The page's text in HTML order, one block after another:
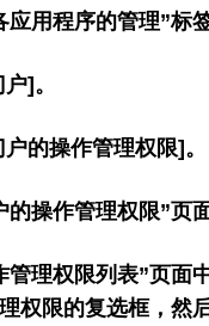
应用程序的管理”标签
]。
的操作管理权限]。
的操作管理权限”页
管理权限列表”页面
权限的复选框，然